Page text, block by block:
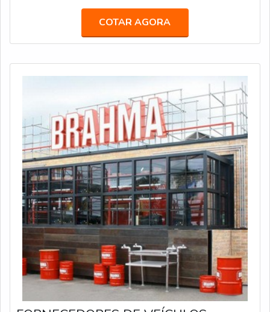
se mais dos clientes e suprindo a demanda da população
em locais que não possuem pontos de
ESTRUTURA
COTAR AGORA